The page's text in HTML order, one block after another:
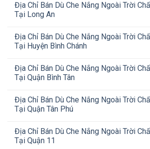
Địa Chỉ Bán Dù Che Nắng Ngoài Trời
Tại Long An
Địa Chỉ Bán Dù Che Nắng Ngoài Trời
Tại Huyện Bình Chánh
Địa Chỉ Bán Dù Che Nắng Ngoài Trời
Tại Quận Bình Tân
Địa Chỉ Bán Dù Che Nắng Ngoài Trời
Tại Quận Tân Phú
Địa Chỉ Bán Dù Che Nắng Ngoài Trời
Tại Quận 11